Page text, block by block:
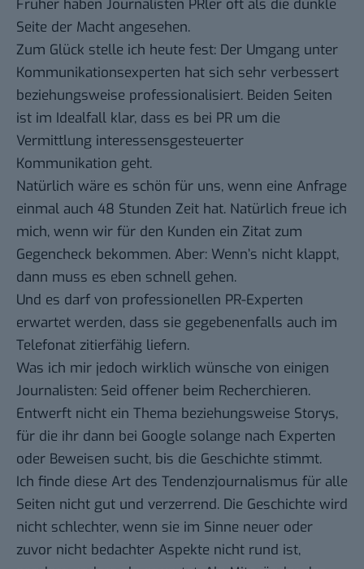
Früher haben Journalisten PRler oft als die dunkle
Seite der Macht angesehen.
Zum Glück stelle ich heute fest: Der Umgang unter
Kommunikationsexperten hat sich sehr verbessert
beziehungsweise professionalisiert. Beiden Seiten
ist im Idealfall klar, dass es bei PR um die
Vermittlung interessensgesteuerter
Kommunikation geht.
Natürlich wäre es schön für uns, wenn eine Anfrage
einmal auch 48 Stunden Zeit hat. Natürlich freue ich
mich, wenn wir für den Kunden ein Zitat zum
Gegencheck bekommen. Aber: Wenn’s nicht klappt,
dann muss es eben schnell gehen.
Und es darf von professionellen PR-Experten
erwartet werden, dass sie gegebenenfalls auch im
Telefonat zitierfähig liefern.
Was ich mir jedoch wirklich wünsche von einigen
Journalisten: Seid offener beim Recherchieren.
Entwerft nicht ein Thema beziehungsweise Storys,
für die ihr dann bei Google solange nach Experten
oder Beweisen sucht, bis die Geschichte stimmt.
Ich finde diese Art des Tendenzjournalismus für alle
Seiten nicht gut und verzerrend. Die Geschichte wird
nicht schlechter, wenn sie im Sinne neuer oder
zuvor nicht bedachter Aspekte nicht rund ist,